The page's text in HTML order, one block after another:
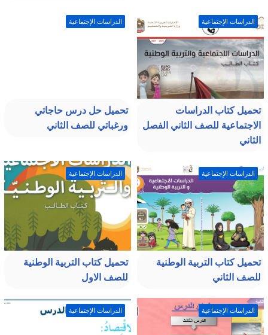
الدراسات الإجتماعية
تحميل كتاب الدراسات
الاجتماعية للصف الثاني الفصل
الثاني
الدراسات الإجتماعية
تحميل حل درس حاجاتي
ورغباتي للصف الثاني
الدراسات الإجتماعية
تحميل كتاب التربية الوطنية
للصف الثاني
الدراسات الإجتماعية
تحميل كتاب التربية الوطنية
للصف الاول
الدراسات الإجتماعية الدراسات الإجتماعية